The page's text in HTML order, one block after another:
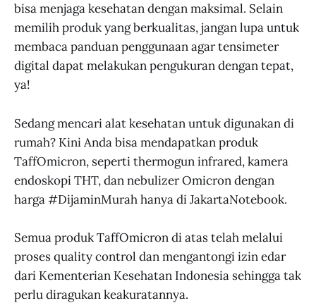
bisa menjaga kesehatan dengan maksimal. Selain
memilih produk yang berkualitas, jangan lupa untuk
membaca panduan penggunaan agar tensimeter
digital dapat melakukan pengukuran dengan tepat,
ya!
Sedang mencari alat kesehatan untuk digunakan di
rumah? Kini Anda bisa mendapatkan produk
TaffOmicron, seperti thermogun infrared, kamera
endoskopi THT, dan nebulizer Omicron dengan
harga #DijaminMurah hanya di JakartaNotebook.
Semua produk TaffOmicron di atas telah melalui
proses quality control dan mengantongi izin edar
dari Kementerian Kesehatan Indonesia sehingga tak
perlu diragukan keakuratannya.